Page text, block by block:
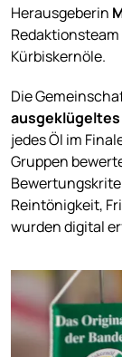
Herausgeberin
Kürbiskernöle.
Die
jedes Öl im
Gruppen
Reintönigkeit,
wurden digital